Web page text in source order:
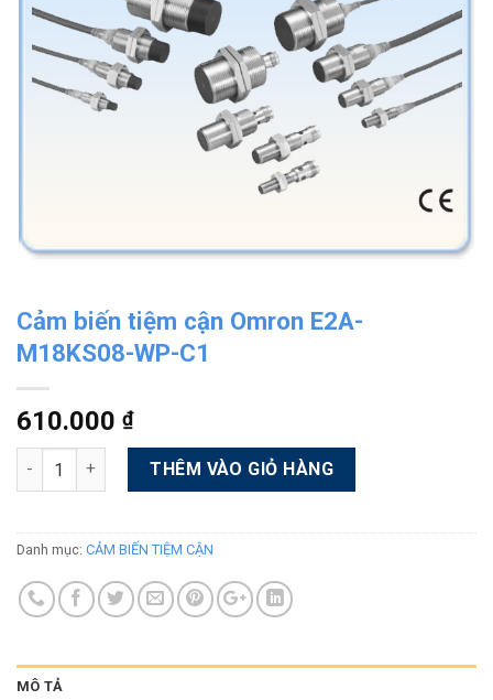
Cảm biến tiệm cận Omron E2A-
M18KS08-WP-C1
610.000 ₫
Số lượng THÊM VÀO GIỎ HÀNG
Danh mục: CẢM BIẾN TIỆM CẬN
MÔ TẢ